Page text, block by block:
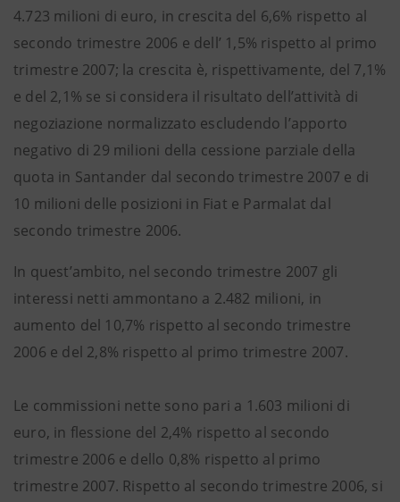
4.723 milioni di euro, in crescita del 6,6% rispetto al
secondo trimestre 2006 e dell’ 1,5% rispetto al primo
trimestre 2007; la crescita è, rispettivamente, del 7,1%
e del 2,1% se si considera il risultato dell’attività di
negoziazione normalizzato escludendo l’apporto
negativo di 29 milioni della cessione parziale della
quota in Santander dal secondo trimestre 2007 e di
10 milioni delle posizioni in Fiat e Parmalat dal
secondo trimestre 2006.
In quest’ambito, nel secondo trimestre 2007 gli
interessi netti ammontano a 2.482 milioni, in
aumento del 10,7% rispetto al secondo trimestre
2006 e del 2,8% rispetto al primo trimestre 2007.
Le commissioni nette sono pari a 1.603 milioni di
euro, in flessione del 2,4% rispetto al secondo
trimestre 2006 e dello 0,8% rispetto al primo
trimestre 2007. Rispetto al secondo trimestre 2006, si